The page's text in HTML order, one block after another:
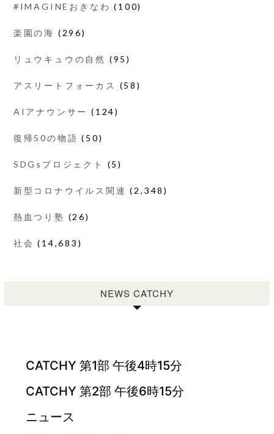
#IMAGINEおきなわ (100)
楽園の海 (296)
リュウキュウの自然 (95)
アスリートフォーカス (58)
AIアナウンサー (124)
復帰50の物語 (50)
SDGsプロジェクト (5)
新型コロナウイルス関連 (2,348)
熱血つり塾 (26)
社会 (14,683)
NEWS CATCHY
CATCHY 第1部 午後4時15分
CATCHY 第2部 午後6時15分
ニュース